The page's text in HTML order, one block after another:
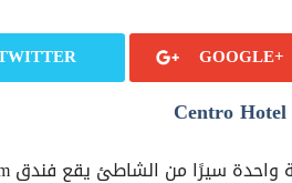
GOOGLE+